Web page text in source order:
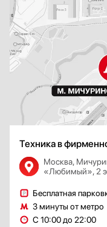
Техника в
Москва,
«Любимый», 2
Бесплатная
3 минуты от метро
С 10:00 до 22:00